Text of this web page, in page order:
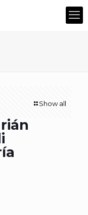
Show all